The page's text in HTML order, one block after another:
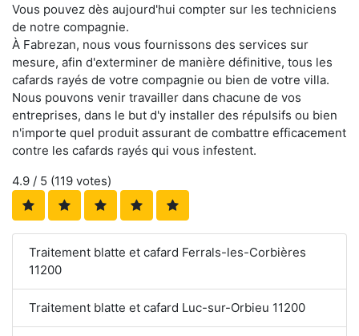
Vous pouvez dès aujourd'hui compter sur les techniciens
de notre compagnie.
À Fabrezan, nous vous fournissons des services sur
mesure, afin d'exterminer de manière définitive, tous les
cafards rayés de votre compagnie ou bien de votre villa.
Nous pouvons venir travailler dans chacune de vos
entreprises, dans le but d'y installer des répulsifs ou bien
n'importe quel produit assurant de combattre efficacement
contre les cafards rayés qui vous infestent.
4.9 / 5 (119 votes)
Traitement blatte et cafard Ferrals-les-Corbières
11200
Traitement blatte et cafard Luc-sur-Orbieu 11200